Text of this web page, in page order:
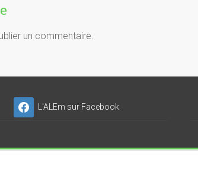
un commentaire.
L'ALEm sur Facebook